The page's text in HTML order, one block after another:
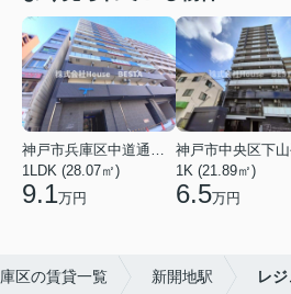
1LDK (28.07㎡)
9.1万円
1K (21.89㎡)
6.5万円
区の賃貸一覧 新開地駅 レ